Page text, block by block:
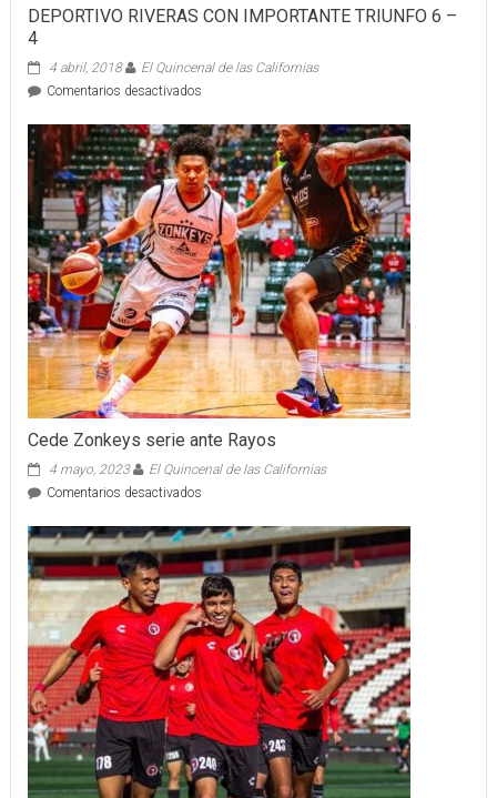
DEPORTIVO RIVERAS CON IMPORTANTE TRIUNFO 6 –
4
4 abril, 2018
El Quincenal de las Californias
Comentarios desactivadosen
RIVERAS
CON
IMPORTANTE
TRIUNFO
6
–
4
Cede Zonkeys serie ante Rayos
4 mayo, 2023
El Quincenal de las Californias
Comentarios desactivadosen
Zonkeys
serie
ante
Rayos